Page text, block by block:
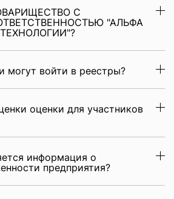
С
"АЛЬФА
могут войти в реестры?
оценки для участников
информация о
предприятия?